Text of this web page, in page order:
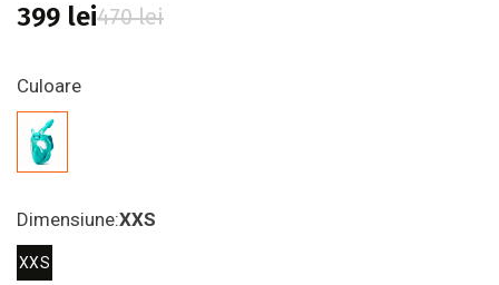
399 lei470 lei
Culoare
Dimensiune:XXS
XXS